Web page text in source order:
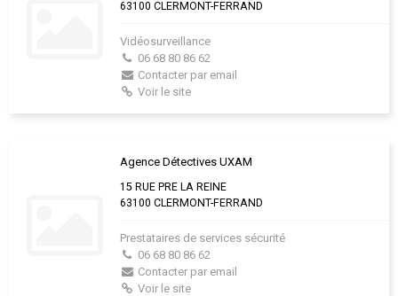
63100 CLERMONT-FERRAND
Vidéosurveillance
06 68 80 86 62
Contacter par email
Voir le site
Agence Détectives UXAM
15 RUE PRE LA REINE
63100 CLERMONT-FERRAND
Prestataires de services sécurité
06 68 80 86 62
Contacter par email
Voir le site